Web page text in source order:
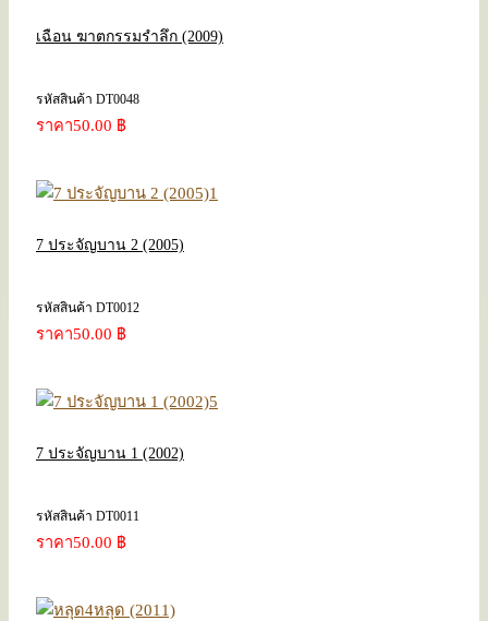
เฉือน ฆาตกรรมรำลึก (2009)
รหัสสินค้า DT0048
ราคา50.00 ฿
7 ประจัญบาน 2 (2005)
รหัสสินค้า DT0012
ราคา50.00 ฿
7 ประจัญบาน 1 (2002)
รหัสสินค้า DT0011
ราคา50.00 ฿